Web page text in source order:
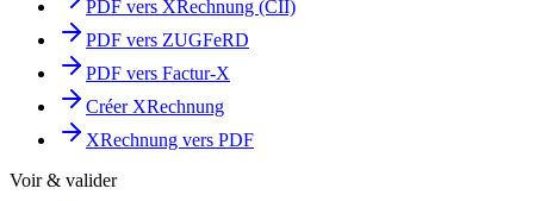
PDF vers XRechnung (CII)
PDF vers ZUGFeRD
PDF vers Factur-X
Créer XRechnung
XRechnung vers PDF
Voir & valider